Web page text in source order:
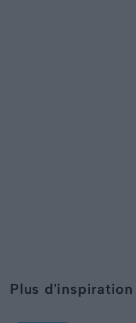
Plus d'inspiration